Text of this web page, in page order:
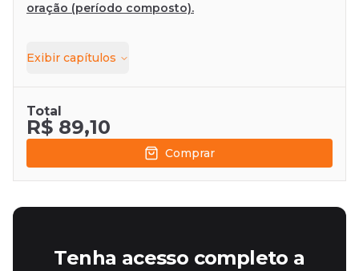
oração (período composto).
Exibir capítulos
Total
R$ 89,10
Comprar
Tenha acesso completo a